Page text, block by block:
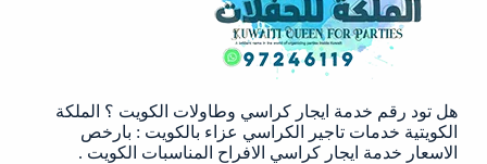
هل تود رقم خدمة ايجار كراسي وطاولات الكويت ؟ الملكة
الكويتية خدمات تاجير الكراسي عزاء بالكويت : بارخص
الاسعار خدمة ايجار كراسي الافراح المناسبات الكويت .